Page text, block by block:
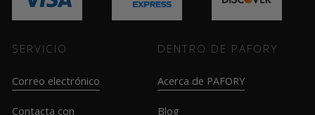
SERVICIO
Correo electrónico
Contacta con
DENTRO DE PAFORY
Acerca de PAFORY
Blog